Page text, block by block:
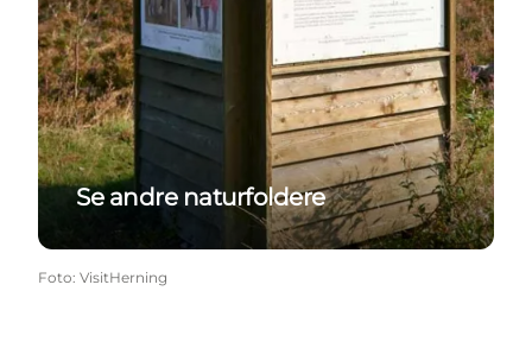
Se andre naturfoldere
Foto: VisitHerning